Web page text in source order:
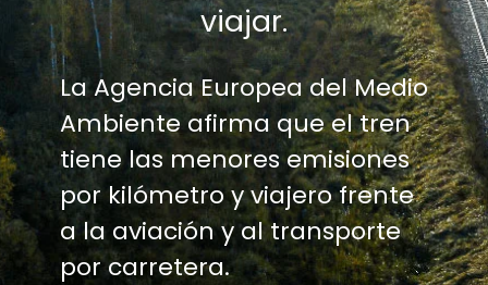
viajar.
La Agencia Europea del Medio
Ambiente afirma que el tren
tiene las menores emisiones
por kilómetro y viajero frente
a la aviación y al transporte
por carretera.